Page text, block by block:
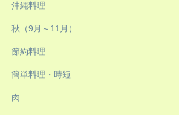
沖縄料理
秋（9月～11月）
節約料理
簡単料理・時短
肉